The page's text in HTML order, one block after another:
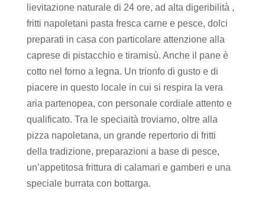
lievitazione naturale di 24 ore, ad alta digeribilità ,
fritti napoletani pasta fresca carne e pesce, dolci
preparati in casa con particolare attenzione alla
caprese di pistacchio e tiramisù. Anche il pane è
cotto nel forno a legna. Un trionfo di gusto e di
piacere in questo locale in cui si respira la vera
aria partenopea, con personale cordiale attento e
qualificato. Tra le speciaità troviamo, oltre alla
pizza napoletana, un grande repertorio di fritti
della tradizione, preparazioni a base di pesce,
un’appetitosa frittura di calamari e gamberi e una
speciale burrata con bottarga.